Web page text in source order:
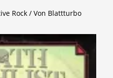
Rock / Von Blattturbo